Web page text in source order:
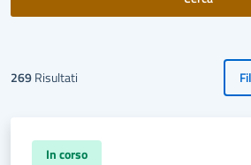
269Risultati
In corso